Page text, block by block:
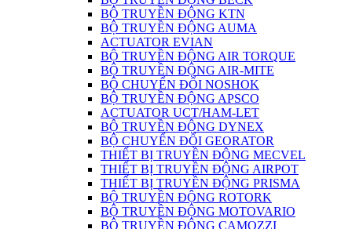
BỘ TRUYỀN ĐỘNG KTN
BỘ TRUYỀN ĐỘNG AUMA
ACTUATOR EVIAN
BỘ TRUYỀN ĐỘNG AIR TORQUE
BỘ TRUYỀN ĐỘNG AIR-MITE
BỘ CHUYỂN ĐỔI NOSHOK
BỘ TRUYỀN ĐỘNG APSCO
ACTUATOR UCT/HAM-LET
BỘ TRUYỀN ĐỘNG DYNEX
BỘ CHUYỂN ĐỔI GEORATOR
THIẾT BỊ TRUYỀN ĐỘNG MECVEL
THIẾT BỊ TRUYỀN ĐỘNG AIRPOT
THIẾT BỊ TRUYỀN ĐỘNG PRISMA
BỘ TRUYỀN ĐỘNG ROTORK
BỘ TRUYỀN ĐỘNG MOTOVARIO
BỘ TRUYỀN ĐỘNG CAMOZZI